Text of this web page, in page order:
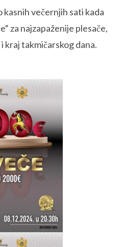
kasnih večernjih sati kada
za najzapaženije plesače,
kraj takmičarskog dana.